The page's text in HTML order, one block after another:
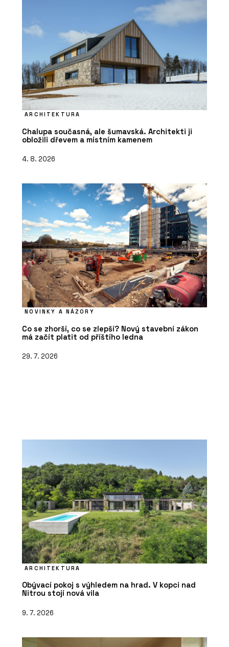
ARCHITEKTURA
Chalupa současná, ale šumavská. Architekti ji
obložili dřevem a místním kamenem
4. 8. 2026
NOVINKY A NÁZORY
Co se zhorší, co se zlepší? Nový stavební zákon
má začít platit od příštího ledna
29. 7. 2026
ARCHITEKTURA
Obývací pokoj s výhledem na hrad. V kopci nad
Nitrou stojí nová vila
9. 7. 2026